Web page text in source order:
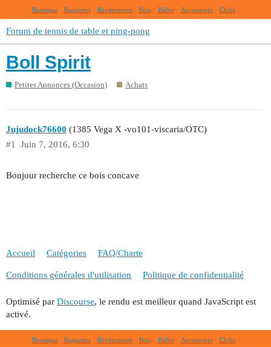
Boutique Raquettes Revêtements Bois Balles Accessoires Clubs
Forum de tennis de table et ping-pong
Boll Spirit
Petites Annonces (Occasion) Achats
Jujudock76600 (1385 Vega X -vo101-viscaria/OTC)
Juin 7, 2016, 6:30
#1
Bonjour recherche ce bois concave
Accueil Catégories FAQ/Charte
Conditions générales d'utilisation Politique de confidentialité
Optimisé par Discourse, le rendu est meilleur quand JavaScript est
activé.
Boutique Raquettes Revêtements Bois Balles Accessoires Clubs